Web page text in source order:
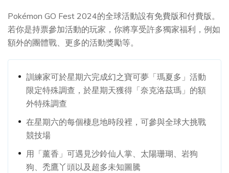
Pokémon GO Fest 2024的全球活動設有免費版和付費版。
若你是持票參加活動的玩家，你將享受許多獨家福利，例如
額外的團體戰、更多的活動獎勵等。
訓練家可於星期六完成幻之寶可夢「瑪夏多」活動
限定特殊調查，於星期天獲得「奈克洛茲瑪」的額
外特殊調查
在星期六的每個棲息地時段裡，可參與全球大挑戰
競技場
用「薰香」可遇見沙鈴仙人掌、太陽珊瑚、岩狗
狗、禿鷹丫頭以及超多未知圖騰